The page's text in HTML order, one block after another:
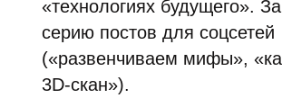
«технологиях будущего».
серию постов для соцсетей
(«развенчиваем мифы»,
3D-скан»).